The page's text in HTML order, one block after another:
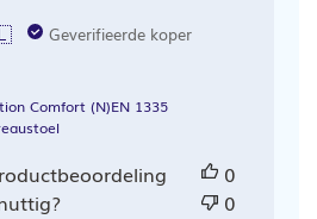
Geverifieerde koper
Comfort (N)EN 1335
0
0